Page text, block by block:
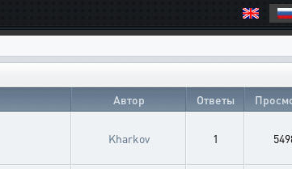
Автор Ответы
Kharkov 1